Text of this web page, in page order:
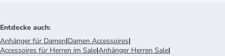
Entdecke auch:
Anhänger für Damen|Damen Accessoires|
Accessoires für Herren im Sale|Anhänger Herren Sale|